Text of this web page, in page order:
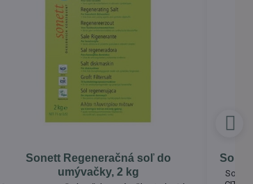
Sonett Regeneračná soľ do
umývačky, 2 kg